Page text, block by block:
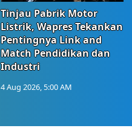
Tinjau Pabrik Motor
Listrik, Wapres Tekankan
Pentingnya Link and
Match Pendidikan dan
Industri
4 Aug 2026, 5:00 AM